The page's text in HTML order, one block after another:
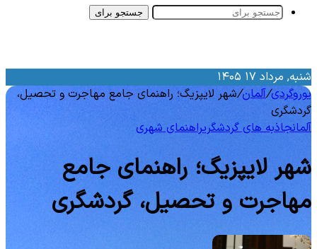
جستجو برای
مرداد ۱۷ ۱۴۰۵
/آلمان/شهر لایپزیگ؛ راهنمای جامع مهاجرت و تحصیل،
جاذبه‌ های گردشگریراهنمای شهری
لایپزیگ؛ راهنمای جامع
و تحصیل، گردشگری